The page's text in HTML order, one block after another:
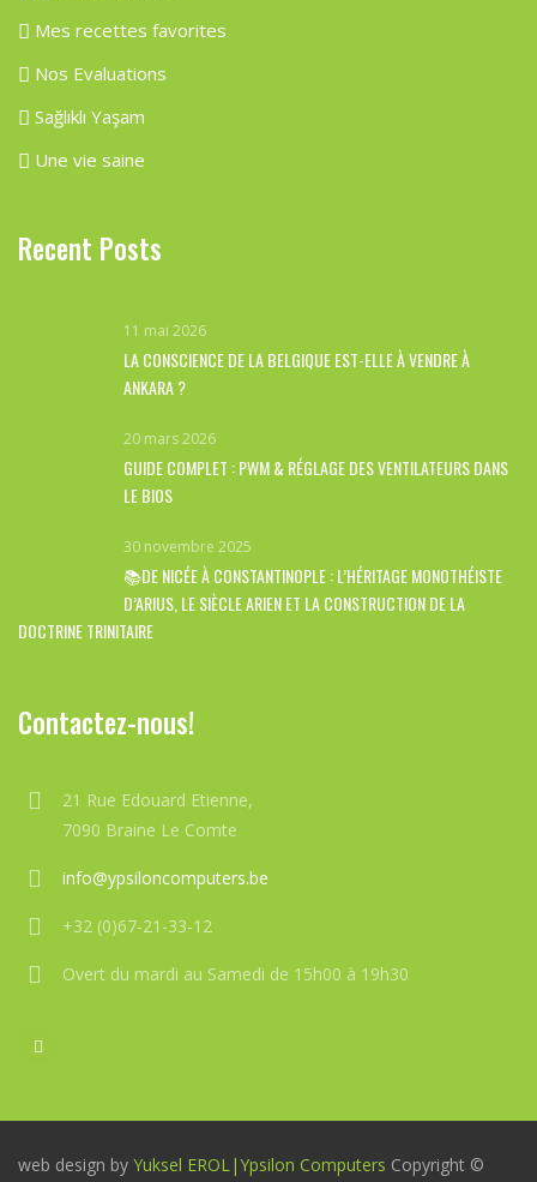
Mes recettes favorites
Nos Evaluations
Sağlıklı Yaşam
Une vie saine
Recent Posts
11 mai 2026
LA CONSCIENCE DE LA BELGIQUE EST-ELLE À VENDRE À
ANKARA ?
20 mars 2026
GUIDE COMPLET : PWM & RÉGLAGE DES VENTILATEURS DANS
LE BIOS
30 novembre 2025
📚DE NICÉE À CONSTANTINOPLE : L’HÉRITAGE MONOTHÉISTE
D’ARIUS, LE SIÈCLE ARIEN ET LA CONSTRUCTION DE LA
DOCTRINE TRINITAIRE
Contactez-nous!
21 Rue Edouard Etienne,
7090 Braine Le Comte
info@ypsiloncomputers.be
+32 (0)67-21-33-12
Overt du mardi au Samedi de 15h00 à 19h30
web design by Yuksel EROL|Ypsilon Computers Copyright ©